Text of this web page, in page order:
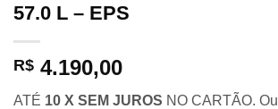
57.0 L – EPS
R$ 4.190,00
ATÉ 10 X SEM JUROS NO CARTÃO. Ou